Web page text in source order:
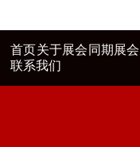
首页关于展会 同期展会
联系我们